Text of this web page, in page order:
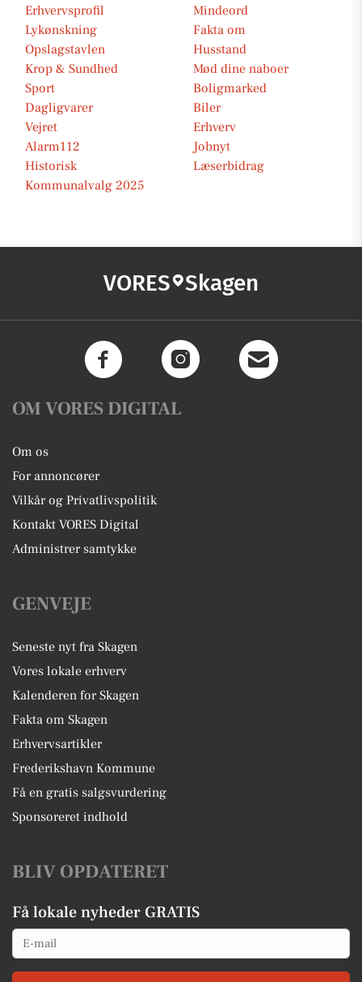
Erhvervsprofil
Mindeord
Lykønskning
Fakta om
Opslagstavlen
Husstand
Krop & Sundhed
Mød dine naboer
Sport
Boligmarked
Dagligvarer
Biler
Vejret
Erhverv
Alarm112
Jobnyt
Historisk
Læserbidrag
Kommunalvalg 2025
VORES Skagen
OM VORES DIGITAL
Om os
For annoncører
Vilkår og Privatlivspolitik
Kontakt VORES Digital
Administrer samtykke
GENVEJE
Seneste nyt fra Skagen
Vores lokale erhverv
Kalenderen for Skagen
Fakta om Skagen
Erhvervsartikler
Frederikshavn Kommune
Få en gratis salgsvurdering
Sponsoreret indhold
BLIV OPDATERET
Få lokale nyheder GRATIS
Email